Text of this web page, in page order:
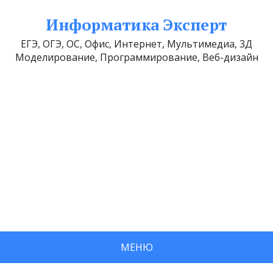
Информатика Эксперт
ЕГЭ, ОГЭ, ОС, Офис, Интернет, Мультимедиа, 3Д
Моделирование, Программирование, Веб-дизайн
МЕНЮ